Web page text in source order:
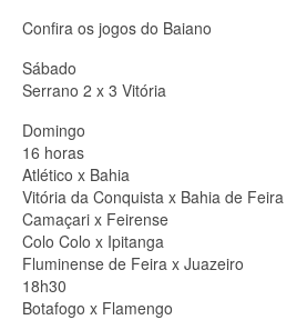
Confira os jogos do Baiano
Sábado
Serrano 2 x 3 Vitória
Domingo
16 horas
Atlético x Bahia
Vitória da Conquista x Bahia de Feira
Camaçari x Feirense
Colo Colo x Ipitanga
Fluminense de Feira x Juazeiro
18h30
Botafogo x Flamengo